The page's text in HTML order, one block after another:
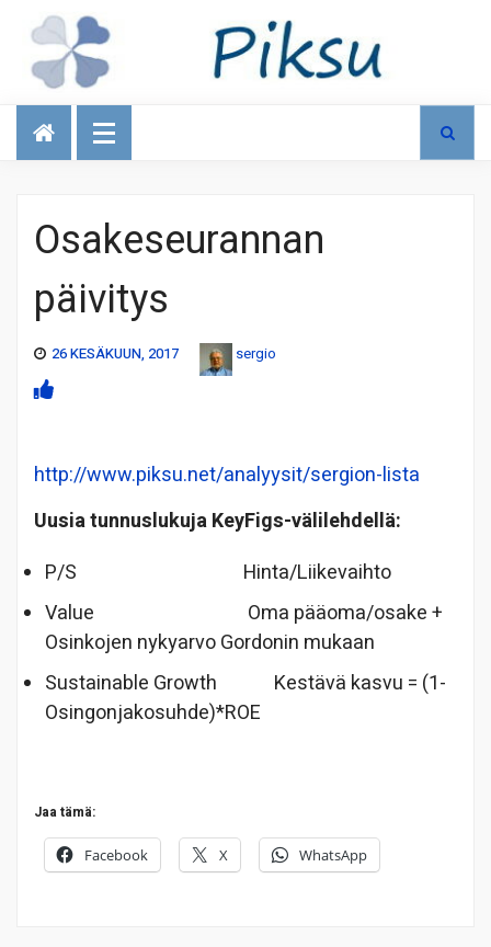
Talous
Osakeseurannan
päivitys
26 KESÄKUUN, 2017 sergio
http://www.piksu.net/analyysit/sergion-lista
Uusia tunnuslukuja KeyFigs-välilehdellä:
P/S Hinta/Liikevaihto
Value Oma pääoma/osake +
Osinkojen nykyarvo Gordonin mukaan
Sustainable Growth Kestävä kasvu = (1-
Osingonjakosuhde)*ROE
Jaa tämä:
Facebook X WhatsApp